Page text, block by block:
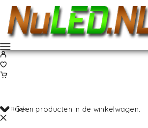
Geen producten in de winkelwagen.
Back